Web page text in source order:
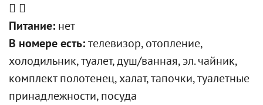
Питание: нет
В номере есть: телевизор, отопление,
холодильник, туалет, душ/ванная, эл. чайник,
комплект полотенец, халат, тапочки, туалетные
принадлежности, посуда